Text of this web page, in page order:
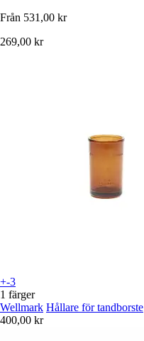
Från 531,00 kr
269,00 kr
+-3
1 färger
Wellmark Hållare för tandborste
400,00 kr